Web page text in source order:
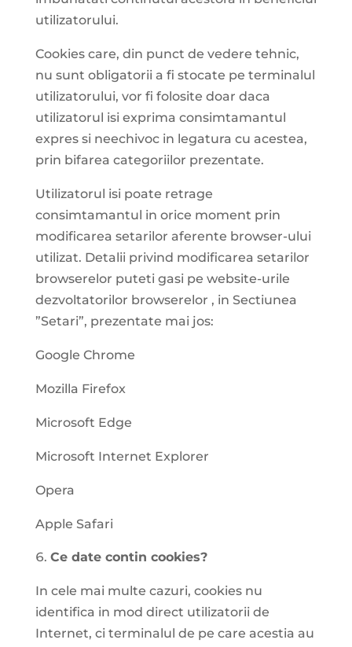
utilizatorului.
Cookies care, din punct de vedere tehnic,
nu sunt obligatorii a fi stocate pe terminalul
utilizatorului, vor fi folosite doar daca
utilizatorul isi exprima consimtamantul
expres si neechivoc in legatura cu acestea,
prin bifarea categoriilor prezentate.
Utilizatorul isi poate retrage
consimtamantul in orice moment prin
modificarea setarilor aferente browser-ului
utilizat. Detalii privind modificarea setarilor
browserelor puteti gasi pe website-urile
dezvoltatorilor browserelor , in Sectiunea
”Setari”, prezentate mai jos:
Google Chrome
Mozilla Firefox
Microsoft Edge
Microsoft Internet Explorer
Opera
Apple Safari
Ce date contin cookies?
In cele mai multe cazuri, cookies nu
identifica in mod direct utilizatorii de
Internet, ci terminalul de pe care acestia au